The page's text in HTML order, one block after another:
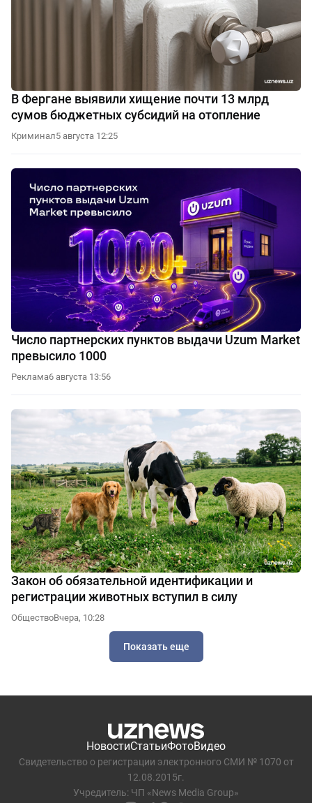
В Фергане выявили хищение почти 13 млрд
сумов бюджетных субсидий на отопление
Криминал5 августа 12:25
Число партнерских пунктов выдачи Uzum Market
превысило 1000
Реклама6 августа 13:56
Закон об обязательной идентификации и
регистрации животных вступил в силу
ОбществоВчера, 10:28
Показать еще
НовостиСтатьиФотоВидео
Свидетельство о регистрации электронного СМИ № 1070 от
12.08.2015г.
Учредитель: ЧП «News Media Group»